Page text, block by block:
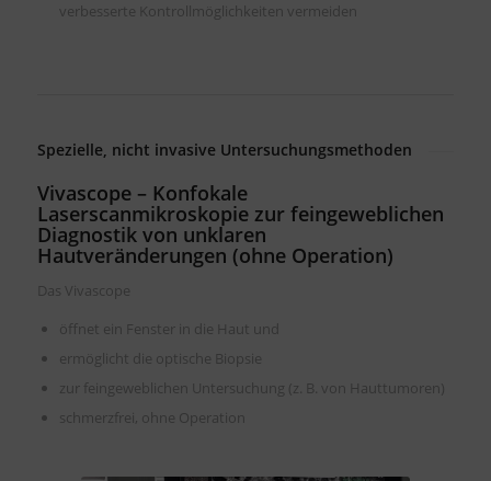
verbesserte Kontrollmöglichkeiten vermeiden
Spezielle, nicht invasive Untersuchungsmethoden
Vivascope – Konfokale
Laserscanmikroskopie zur feingeweblichen
Diagnostik von unklaren
Hautveränderungen (ohne Operation)
Das Vivascope
öffnet ein Fenster in die Haut und
ermöglicht die optische Biopsie
zur feingeweblichen Untersuchung (z. B. von Hauttumoren)
schmerzfrei, ohne Operation